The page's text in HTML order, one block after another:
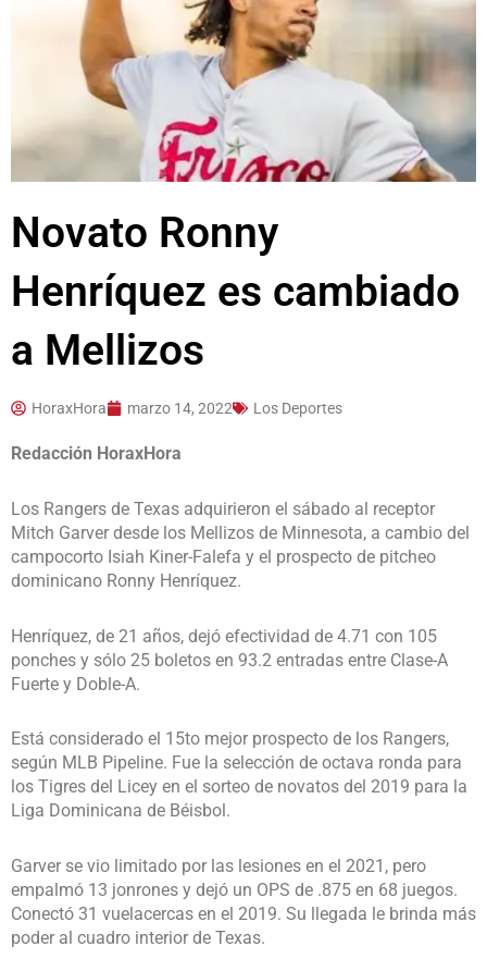
Novato Ronny
Henríquez es cambiado
a Mellizos
HoraxHora marzo 14, 2022 Los Deportes
Redacción HoraxHora
Los Rangers de Texas adquirieron el sábado al receptor
Mitch Garver desde los Mellizos de Minnesota, a cambio del
campocorto Isiah Kiner-Falefa y el prospecto de pitcheo
dominicano Ronny Henríquez.
Henríquez, de 21 años, dejó efectividad de 4.71 con 105
ponches y sólo 25 boletos en 93.2 entradas entre Clase-A
Fuerte y Doble-A.
Está considerado el 15to mejor prospecto de los Rangers,
según MLB Pipeline. Fue la selección de octava ronda para
los Tigres del Licey en el sorteo de novatos del 2019 para la
Liga Dominicana de Béisbol.
Garver se vio limitado por las lesiones en el 2021, pero
empalmó 13 jonrones y dejó un OPS de .875 en 68 juegos.
Conectó 31 vuelacercas en el 2019. Su llegada le brinda más
poder al cuadro interior de Texas.